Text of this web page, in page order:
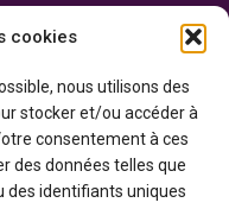
cookies
nous utilisons des
stocker et/ou accéder à
consentement à ces
des données telles que
des identifiants uniques
financier du gouvernement de
du ministère du